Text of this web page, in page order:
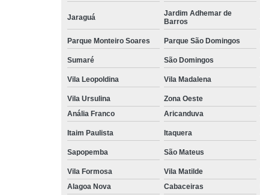
Jaraguá
Jardim Adhemar de
Barros
Parque Monteiro Soares Parque São Domingos
Sumaré São Domingos
Vila Leopoldina Vila Madalena
Vila Ursulina Zona Oeste
Anália Franco
Aricanduva
Itaim Paulista Itaquera
Sapopemba São Mateus
Vila Formosa Vila Matilde
Alagoa Nova
Cabaceiras